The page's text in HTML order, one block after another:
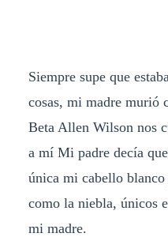
Siempre supe que
cosas, mi madre murió
Beta Allen Wilson nos
a mí Mi padre decía
única mi cabello
como la niebla, únicos
mi madre.